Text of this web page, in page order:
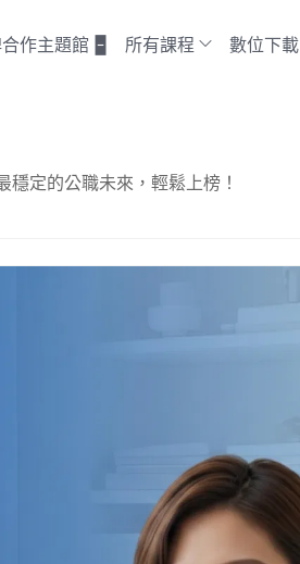
作主題館 🁢 所有課程 數位下載
定的公職未來，輕鬆上榜！